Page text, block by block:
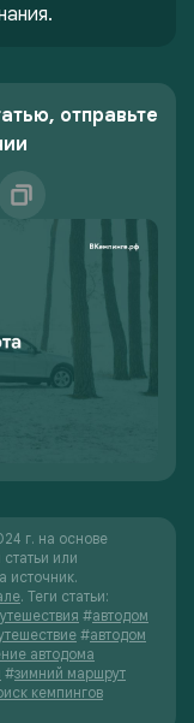
отправьте
г. на основе
или
источник.
. Теги статьи:
#автодом
#автодом
автодома
#зимний маршрут
кемпингов